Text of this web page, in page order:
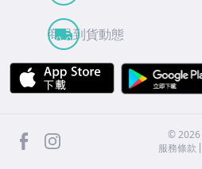
商品到貨動態
APP Store
facebook ©2026
服務條款